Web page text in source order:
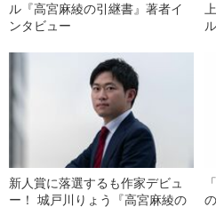
ル『高宮麻綾の引継書』著者イ
ンタビュー
新人賞に落選するも作家デビュ
ー！ 城戸川りょう『高宮麻綾の